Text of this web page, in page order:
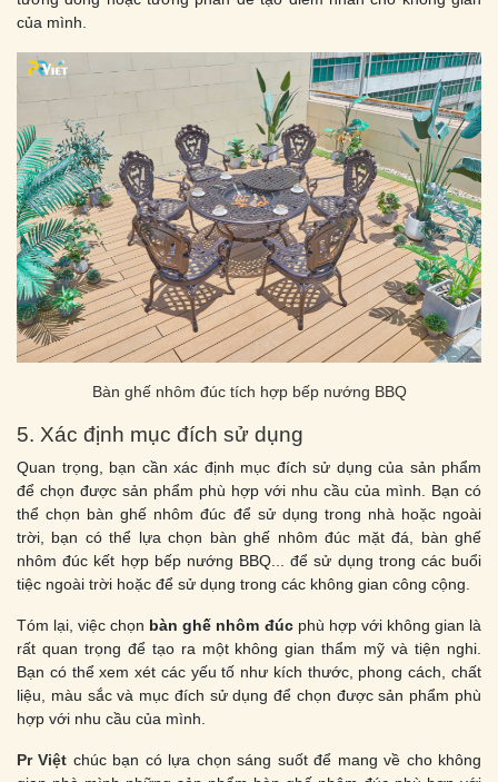
của mình.
Bàn ghế nhôm đúc tích hợp bếp nướng BBQ
5. Xác định mục đích sử dụng
Quan trọng, bạn cần xác định mục đích sử dụng của sản phẩm
để chọn được sản phẩm phù hợp với nhu cầu của mình. Bạn có
thể chọn bàn ghế nhôm đúc để sử dụng trong nhà hoặc ngoài
trời, bạn có thể lựa chọn bàn ghế nhôm đúc mặt đá, bàn ghế
nhôm đúc kết hợp bếp nướng BBQ... để sử dụng trong các buổi
tiệc ngoài trời hoặc để sử dụng trong các không gian công cộng.
Tóm lại, việc chọn bàn ghế nhôm đúcphù hợp với không gian là
rất quan trọng để tạo ra một không gian thẩm mỹ và tiện nghi.
Bạn có thể xem xét các yếu tố như kích thước, phong cách, chất
liệu, màu sắc và mục đích sử dụng để chọn được sản phẩm phù
hợp với nhu cầu của mình.
Pr Việt chúc bạn có lựa chọn sáng suốt để mang về cho không